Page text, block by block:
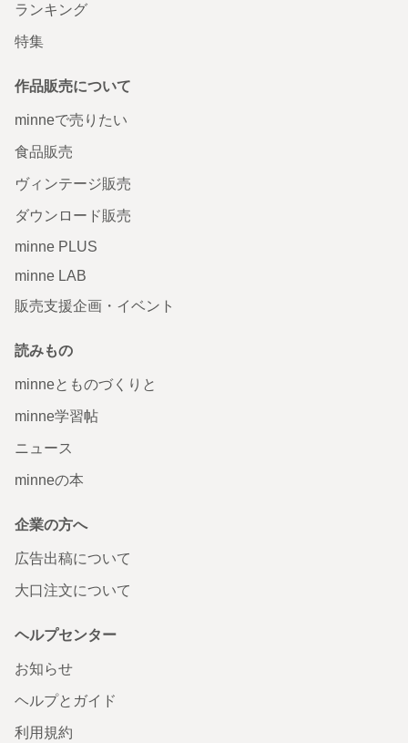
ランキング
特集
作品販売について
minneで売りたい
食品販売
ヴィンテージ販売
ダウンロード販売
minne PLUS
minne LAB
販売支援企画・イベント
読みもの
minneとものづくりと
minne学習帖
ニュース
minneの本
企業の方へ
広告出稿について
大口注文について
ヘルプセンター
お知らせ
ヘルプとガイド
利用規約